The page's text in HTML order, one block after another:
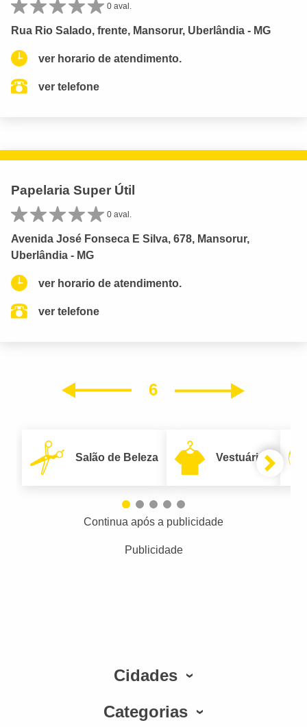
0 aval.
Rua Rio Salado, frente, Mansorur, Uberlândia - MG
ver horario de atendimento.
ver telefone
Papelaria Super Útil
0 aval.
Avenida José Fonseca E Silva, 678, Mansorur,
Uberlândia - MG
ver horario de atendimento.
ver telefone
6
Salão de Beleza Vestuário
Continua após a publicidade
Publicidade
Cidades
Categorias